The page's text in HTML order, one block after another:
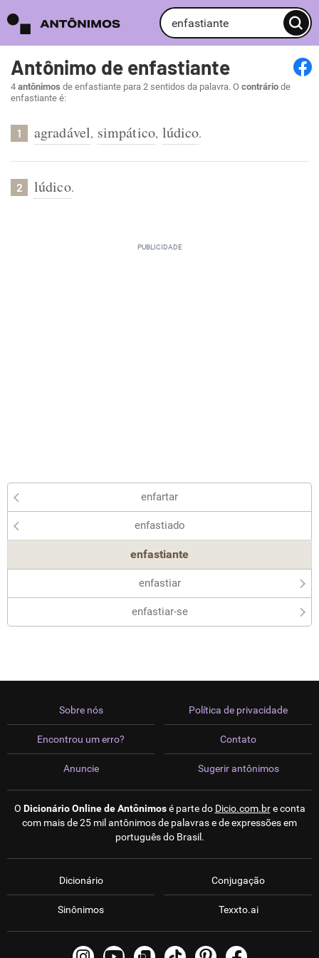
Antônimo de enfastiante
4 antônimos de enfastiante para 2 sentidos da palavra. O contrário de
enfastiante é:
1 agradável, simpático, lúdico.
2 lúdico.
enfartar
enfastiado
enfastiante
enfastiar
enfastiar-se
Sobre nós
Encontrou um erro?
Anuncie
Política de privacidade
Contato
Sugerir antônimos
O Dicionário Online de Antônimosé parte do Dicio.com.bre conta
com mais de 25 mil antônimos de palavras e de expressões em
português do Brasil.
Dicionário
Sinônimos
Conjugação
Texxto.ai